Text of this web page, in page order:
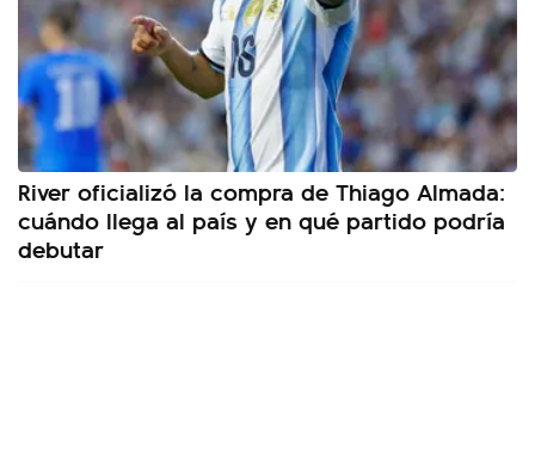
River oficializó la compra de Thiago Almada:
cuándo llega al país y en qué partido podría
debutar